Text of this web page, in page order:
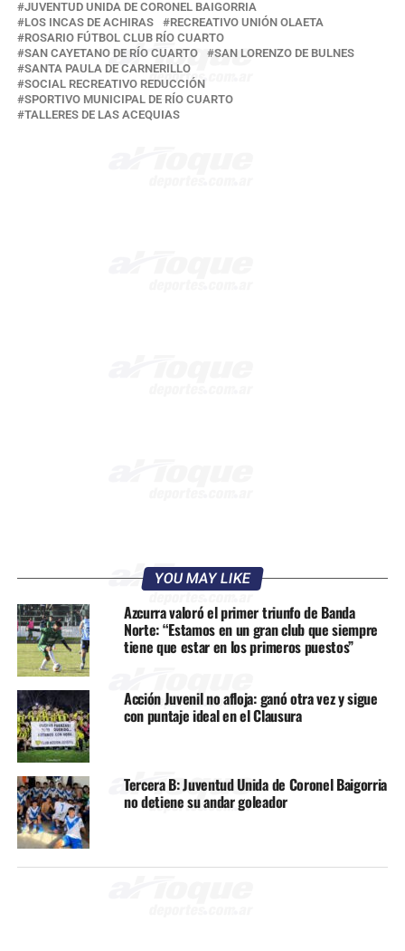
JUVENTUD UNIDA DE CORONEL BAIGORRIA
LOS INCAS DE ACHIRAS
RECREATIVO UNIÓN OLAETA
ROSARIO FÚTBOL CLUB RÍO CUARTO
SAN CAYETANO DE RÍO CUARTO
SAN LORENZO DE BULNES
SANTA PAULA DE CARNERILLO
SOCIAL RECREATIVO REDUCCIÓN
SPORTIVO MUNICIPAL DE RÍO CUARTO
TALLERES DE LAS ACEQUIAS
YOU MAY LIKE
Azcurra valoró el primer triunfo de Banda
Norte: “Estamos en un gran club que siempre
tiene que estar en los primeros puestos”
Acción Juvenil no afloja: ganó otra vez y sigue
con puntaje ideal en el Clausura
Tercera B: Juventud Unida de Coronel Baigorria
no detiene su andar goleador